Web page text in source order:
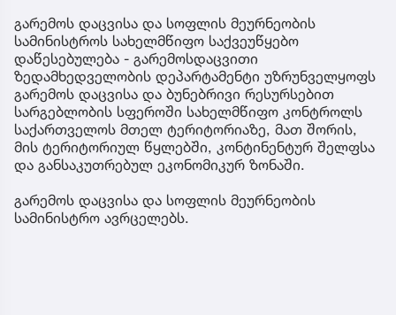
გარემოს დაცვისა და სოფლის მეურნეობის
სამინისტროს სახელმწიფო საქვეუწყებო
დაწესებულება - გარემოსდაცვითი
ზედამხედველობის დეპარტამენტი უზრუნველყოფს
გარემოს დაცვისა და ბუნებრივი რესურსებით
სარგებლობის სფეროში სახელმწიფო კონტროლს
საქართველოს მთელ ტერიტორიაზე, მათ შორის,
მის ტერიტორიულ წყლებში, კონტინენტურ შელფსა
და განსაკუთრებულ ეკონომიკურ ზონაში.
გარემოს დაცვისა და სოფლის მეურნეობის
სამინისტრო ავრცელებს.